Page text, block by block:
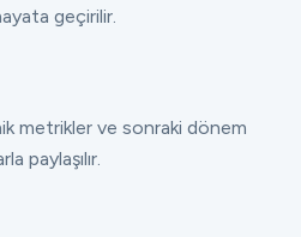
geçirilir.
metrikler ve sonraki dönem
paylaşılır.